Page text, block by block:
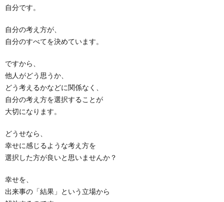
自分です。
自分の考え方が、
自分のすべてを決めています。
ですから、
他人がどう思うか、
どう考えるかなどに関係なく、
自分の考え方を選択することが
大切になります。
どうせなら、
幸せに感じるような考え方を
選択した方が良いと思いませんか？
幸せを、
出来事の「結果」という立場から